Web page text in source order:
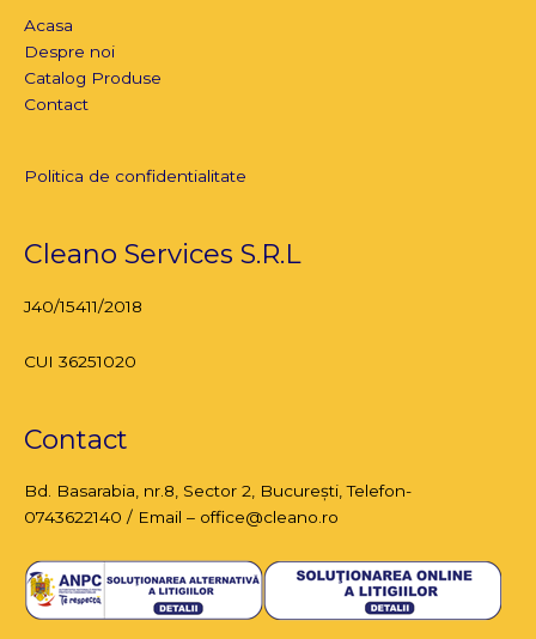
Acasa
Despre noi
Catalog Produse
Contact
Politica de confidentialitate
Cleano Services S.R.L
J40/15411/2018
CUI 36251020
Contact
Bd. Basarabia, nr.8, Sector 2, București, Telefon-
0743622140 / Email – office@cleano.ro